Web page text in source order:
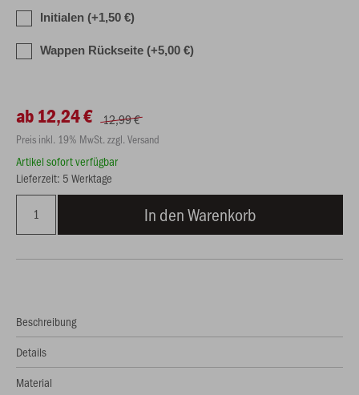
Initialen (+1,50 €)
Wappen Rückseite (+5,00 €)
ab 12,24 € 12,99 €
Preis inkl. 19% MwSt. zzgl. Versand
Artikel sofort verfügbar
Lieferzeit: 5 Werktage
In den Warenkorb
Beschreibung
Details
Material